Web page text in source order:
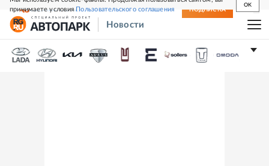
принимаете условияПользовательского соглашения
OK
СВЕЖИЙ НОМЕР ПОДПИСКА
Новости